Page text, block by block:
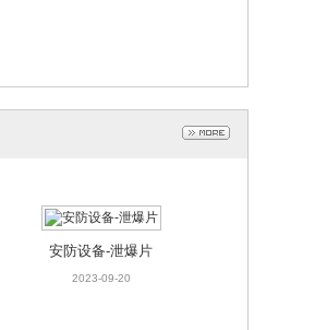
安防设备-泄爆片
2023-09-20